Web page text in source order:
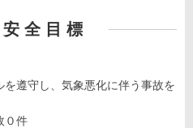
全 目 標
遵守し、気象悪化に伴う事故を
０件